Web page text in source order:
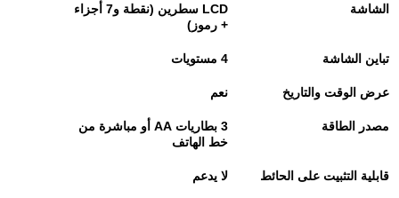
الشاشة LCD
سطرين (نقطة و7 أجزاء
+ رموز)
تباين الشاشة 4 مستويات
عرض الوقت والتاريخ نعم
مصدر الطاقة 3 بطاريات
أو مباشرة من
خط الهاتف
قابلية التثبيت على الحائط لا يدعم